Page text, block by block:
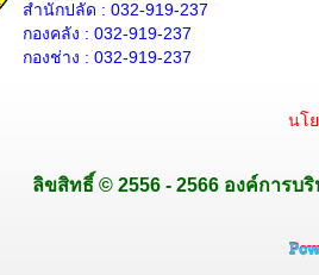
สำนักปลัด : 032-919-237
กองคลัง : 032-919-237
กองช่าง : 032-919-237
นโ
ลิขสิทธิ์ © 2556 - 2566 องค์การบ